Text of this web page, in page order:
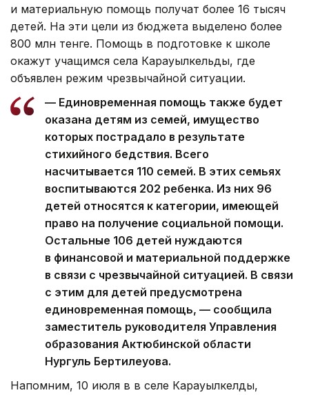
и материальную помощь получат более 16 тысяч
детей. На эти цели из бюджета выделено более
800 млн тенге. Помощь в подготовке к школе
окажут учащимся села Карауылкельды, где
объявлен режим чрезвычайной ситуации.
— Единовременная помощь также будет
оказана детям из семей, имущество
которых пострадало в результате
стихийного бедствия. Всего
насчитывается 110 семей. В этих семьях
воспитываются 202 ребенка. Из них 96
детей относятся к категории, имеющей
право на получение социальной помощи.
Остальные 106 детей нуждаются
в финансовой и материальной поддержке
в связи с чрезвычайной ситуацией. В связи
с этим для детей предусмотрена
единовременная помощь, — сообщила
заместитель руководителя Управления
образования Актюбинской области
Нургуль Бертилеуова.
Напомним, 10 июля в в селе Карауылкелды,